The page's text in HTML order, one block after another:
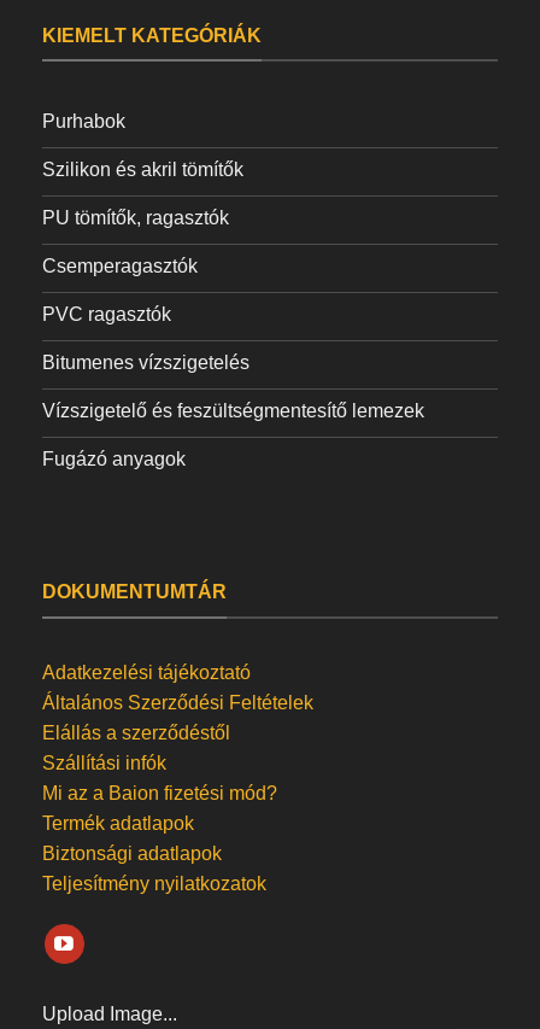
KIEMELT KATEGÓRIÁK
Purhabok
Szilikon és akril tömítők
PU tömítők, ragasztók
Csemperagasztók
PVC ragasztók
Bitumenes vízszigetelés
Vízszigetelő és feszültségmentesítő lemezek
Fugázó anyagok
DOKUMENTUMTÁR
Adatkezelési tájékoztató
Általános Szerződési Feltételek
Elállás a szerződéstől
Szállítási infók
Mi az a Baion fizetési mód?
Termék adatlapok
Biztonsági adatlapok
Teljesítmény nyilatkozatok
Upload Image...